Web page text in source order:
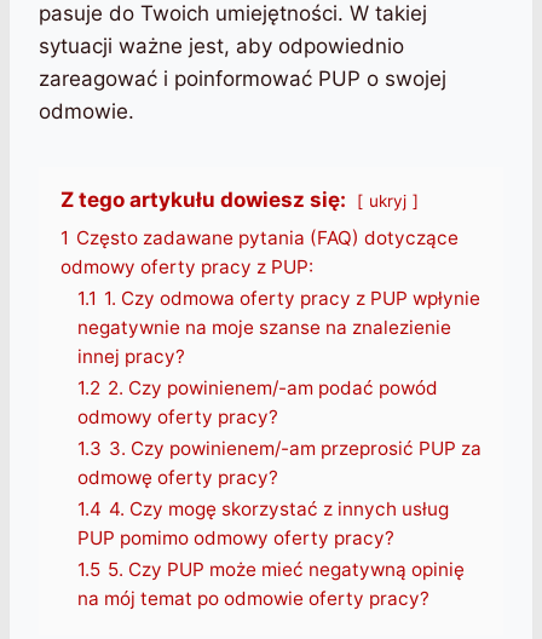
pasuje do Twoich umiejętności. W takiej
sytuacji ważne jest, aby odpowiednio
zareagować i poinformować PUP o swojej
odmowie.
Z tego artykułu dowiesz się: ukryj
1 Często zadawane pytania (FAQ) dotyczące
odmowy oferty pracy z PUP:
1.1 1. Czy odmowa oferty pracy z PUP wpłynie
negatywnie na moje szanse na znalezienie
innej pracy?
1.2 2. Czy powinienem/-am podać powód
odmowy oferty pracy?
1.3 3. Czy powinienem/-am przeprosić PUP za
odmowę oferty pracy?
1.4 4. Czy mogę skorzystać z innych usług
PUP pomimo odmowy oferty pracy?
1.5 5. Czy PUP może mieć negatywną opinię
na mój temat po odmowie oferty pracy?